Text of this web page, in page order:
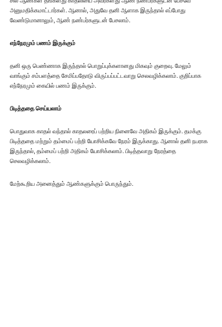
அனுமதிக்கமாட்டார்கள். ஆனால், அதுவே தனி ஆளாக இருந்தால் எப்போது
வேண்டுமானாலும், ஆண் நண்பர்களுடன் பேசலாம்.
எந்நேரமும் பணம் இருக்கும்
தனி ஒரு பெண்ணாக இருந்தால் பொறுப்புக்களானது மிகவும் குறைவு. மேலும்
வாங்கும் சம்பளத்தை சேமிப்பதோடு விருப்பப்பட்டவாறு செலவழிக்கலாம். குறிப்பாக
எந்நேரமும் கையில் பணம் இருக்கும்.
பிடித்ததை செய்யலாம்
பொதுவாக காதல் வந்தால் காதலரைப் பற்றிய நினைவே அதிகம் இருக்கும். தமக்கு
பிடித்ததை மற்றும் தம்மைப் பற்றி யோசிக்கவே நேரம் இருக்காது. ஆனால் தனி நபராக
இருந்தால், தம்மைப் பற்றி அதிகம் யோசிக்கலாம். பிடித்தவாறு நேரத்தை
செலவழிக்கலாம்.
மேற்கூறிய அனைத்தும் ஆண்களுக்கும் பொருந்தும்.